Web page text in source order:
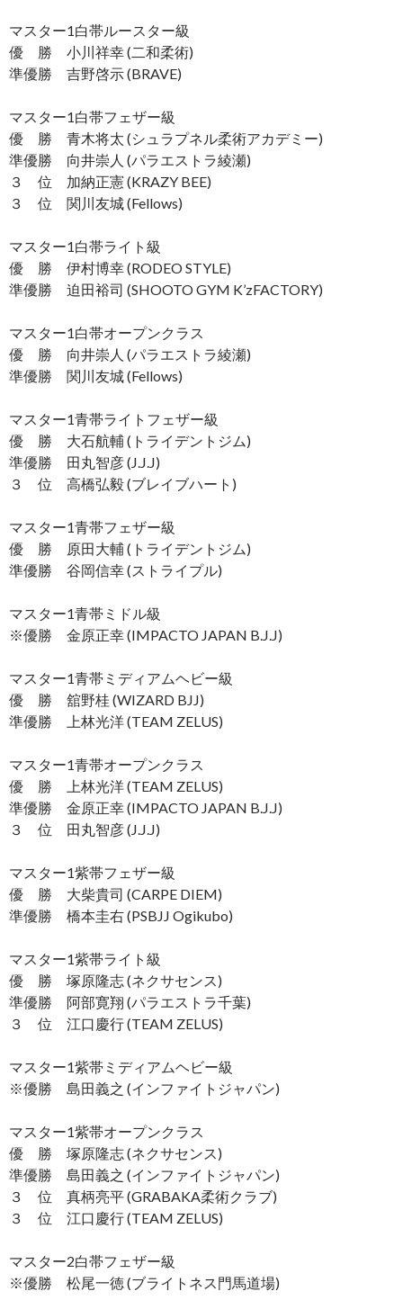
マスター1白帯ルースター級
優 勝 小川祥幸 (二和柔術)
準優勝 吉野啓示 (BRAVE)
マスター1白帯フェザー級
優 勝 青木将太 (シュラプネル柔術アカデミー)
準優勝 向井崇人 (パラエストラ綾瀬)
３ 位 加納正憲 (KRAZY BEE)
３ 位 関川友城 (Fellows)
マスター1白帯ライト級
優 勝 伊村博幸 (RODEO STYLE)
準優勝 迫田裕司 (SHOOTO GYM K’zFACTORY)
マスター1白帯オープンクラス
優 勝 向井崇人 (パラエストラ綾瀬)
準優勝 関川友城 (Fellows)
マスター1青帯ライトフェザー級
優 勝 大石航輔 (トライデントジム)
準優勝 田丸智彦 (J.J.J)
３ 位 高橋弘毅 (ブレイブハート)
マスター1青帯フェザー級
優 勝 原田大輔 (トライデントジム)
準優勝 谷岡信幸 (ストライプル)
マスター1青帯ミドル級
※優勝 金原正幸 (IMPACTO JAPAN B.J.J)
マスター1青帯ミディアムヘビー級
優 勝 舘野桂 (WIZARD BJJ)
準優勝 上林光洋 (TEAM ZELUS)
マスター1青帯オープンクラス
優 勝 上林光洋 (TEAM ZELUS)
準優勝 金原正幸 (IMPACTO JAPAN B.J.J)
３ 位 田丸智彦 (J.J.J)
マスター1紫帯フェザー級
優 勝 大柴貴司 (CARPE DIEM)
準優勝 橋本圭右 (PSBJJ Ogikubo)
マスター1紫帯ライト級
優 勝 塚原隆志 (ネクサセンス)
準優勝 阿部寛翔 (パラエストラ千葉)
３ 位 江口慶行 (TEAM ZELUS)
マスター1紫帯ミディアムヘビー級
※優勝 島田義之 (インファイトジャパン)
マスター1紫帯オープンクラス
優 勝 塚原隆志 (ネクサセンス)
準優勝 島田義之 (インファイトジャパン)
３ 位 真柄亮平 (GRABAKA柔術クラブ)
３ 位 江口慶行 (TEAM ZELUS)
マスター2白帯フェザー級
※優勝 松尾一徳 (ブライトネス門馬道場)